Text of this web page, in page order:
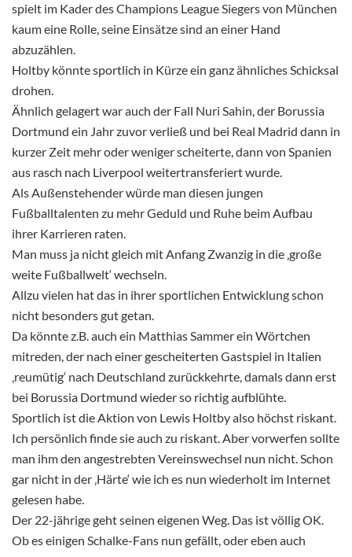
spielt im Kader des Champions League Siegers von München
kaum eine Rolle, seine Einsätze sind an einer Hand
abzuzählen.
Holtby könnte sportlich in Kürze ein ganz ähnliches Schicksal
drohen.
Ähnlich gelagert war auch der Fall Nuri Sahin, der Borussia
Dortmund ein Jahr zuvor verließ und bei Real Madrid dann in
kurzer Zeit mehr oder weniger scheiterte, dann von Spanien
aus rasch nach Liverpool weitertransferiert wurde.
Als Außenstehender würde man diesen jungen
Fußballtalenten zu mehr Geduld und Ruhe beim Aufbau
ihrer Karrieren raten.
Man muss ja nicht gleich mit Anfang Zwanzig in die ‚große
weite Fußballwelt‘ wechseln.
Allzu vielen hat das in ihrer sportlichen Entwicklung schon
nicht besonders gut getan.
Da könnte z.B. auch ein Matthias Sammer ein Wörtchen
mitreden, der nach einer gescheiterten Gastspiel in Italien
‚reumütig‘ nach Deutschland zurückkehrte, damals dann erst
bei Borussia Dortmund wieder so richtig aufblühte.
Sportlich ist die Aktion von Lewis Holtby also höchst riskant.
Ich persönlich finde sie auch zu riskant. Aber vorwerfen sollte
man ihm den angestrebten Vereinswechsel nun nicht. Schon
gar nicht in der ‚Härte‘ wie ich es nun wiederholt im Internet
gelesen habe.
Der 22-jährige geht seinen eigenen Weg. Das ist völlig OK.
Ob es einigen Schalke-Fans nun gefällt, oder eben auch